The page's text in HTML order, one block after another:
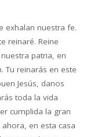
exhalan nuestra fe.
reinaré. Reine
patria, en
Tu reinarás en este
Jesús, danos
toda la vida
cumplida la gran
ahora, en esta casa